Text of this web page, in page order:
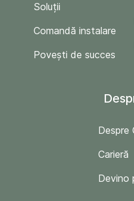
Soluții
Comandă instalare
Povești de succes
Despre
Carieră
Devino